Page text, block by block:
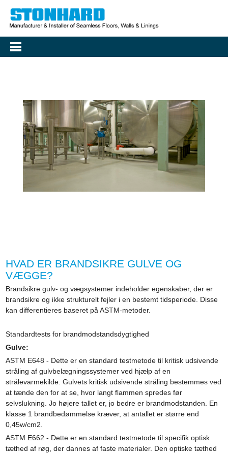
HVAD ER BRANDSIKRE GULVE OG
VÆGGE?
Brandsikre gulv- og vægsystemer indeholder egenskaber, der er
brandsikre og ikke strukturelt fejler i en bestemt tidsperiode. Disse
kan differentieres baseret på ASTM-metoder.
Standardtests for brandmodstandsdygtighed
Gulve:
ASTM E648 - Dette er en standard testmetode til kritisk udsivende
stråling af gulvbelægningssystemer ved hjælp af en
strålevarmekilde. Gulvets kritisk udsivende stråling bestemmes ved
at tænde den for at se, hvor langt flammen spredes før
selvslukning. Jo højere tallet er, jo bedre er brandmodstanden. En
klasse 1 brandbedømmelse kræver, at antallet er større end
0,45w/cm2.
ASTM E662 - Dette er en standard testmetode til specifik optisk
tæthed af røg, der dannes af faste materialer. Den optiske tæthed